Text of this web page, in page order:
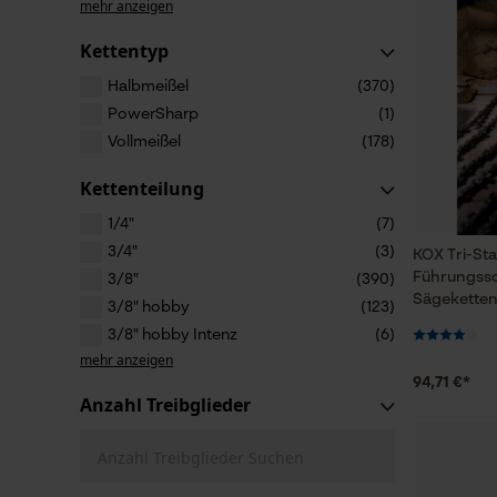
mehr anzeigen
Kettentyp
Halbmeißel
(370)
PowerSharp
(1)
Vollmeißel
(178)
Kettenteilung
1/4"
(7)
3/4"
(3)
3/8"
(390)
3/8" hobby
(123)
3/8" hobby Intenz
(6)
mehr anzeigen
Anzahl Treibglieder
KOX Tri-
94,71 €*